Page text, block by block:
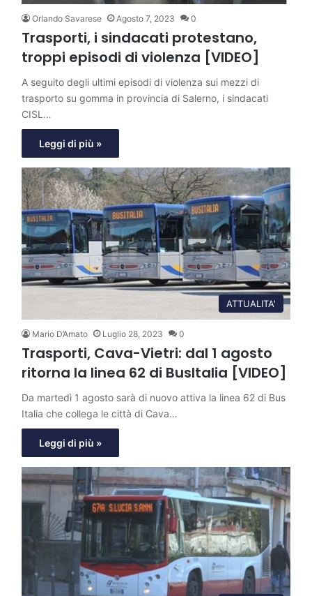
Orlando Savarese Agosto 7, 2023 0
Trasporti, i sindacati protestano,
troppi episodi di violenza [VIDEO]
A seguito degli ultimi episodi di violenza sui mezzi di
trasporto su gomma in provincia di Salerno, i sindacati
CISL…
Leggi di più »
ATTUALITA'
Mario D’Amato Luglio 28, 2023 0
Trasporti, Cava-Vietri: dal 1 agosto
ritorna la linea 62 di BusItalia [VIDEO]
Da martedì 1 agosto sarà di nuovo attiva la linea 62 di Bus
Italia che collega le città di Cava…
Leggi di più »